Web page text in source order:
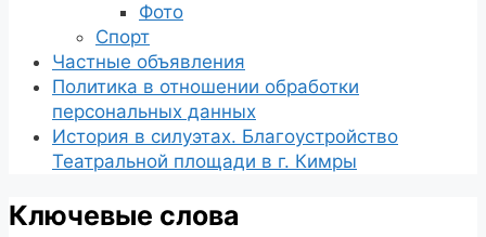
Фото
Спорт
Частные объявления
Политика в отношении обработки
персональных данных
История в силуэтах. Благоустройство
Театральной площади в г. Кимры
Ключевые слова